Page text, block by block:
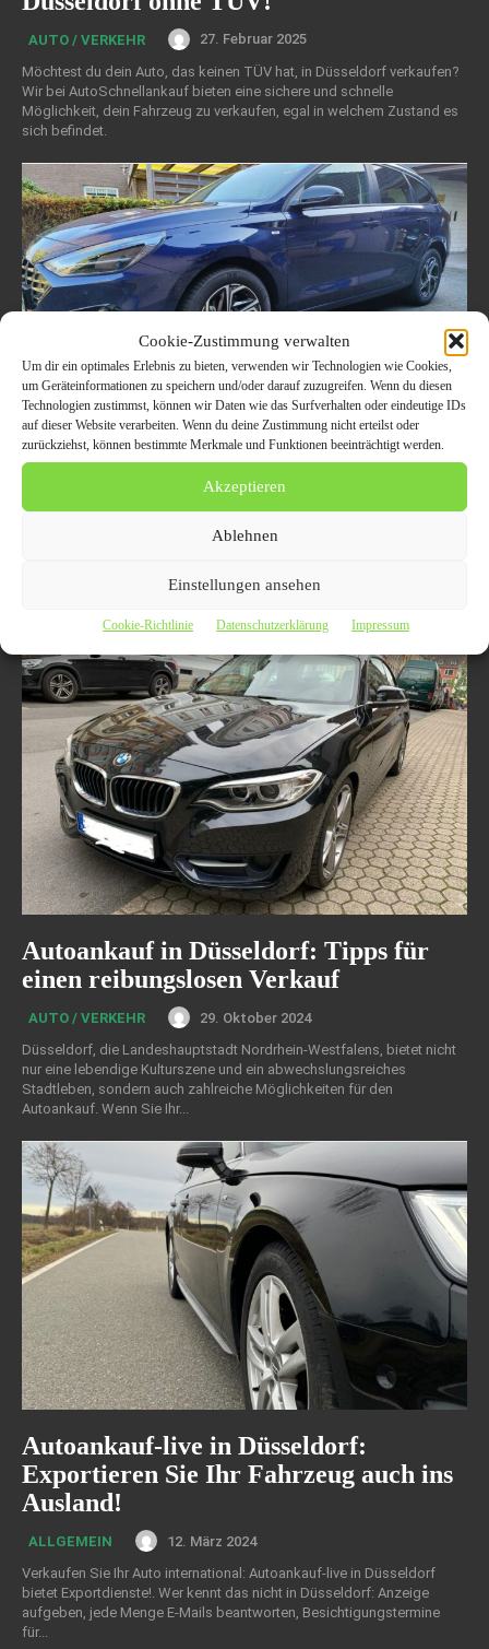
Cookie-Zustimmung verwalten
Um dir ein optimales Erlebnis zu bieten, verwenden wir Technologien wie Cookies,
um Geräteinformationen zu speichern und/oder darauf zuzugreifen. Wenn du diesen
Technologien zustimmst, können wir Daten wie das Surfverhalten oder eindeutige IDs
auf dieser Website verarbeiten. Wenn du deine Zustimmung nicht erteilst oder
zurückziehst, können bestimmte Merkmale und Funktionen beeinträchtigt werden.
Akzeptieren
Ablehnen
Einstellungen ansehen
Cookie-Richtlinie Datenschutzerklärung Impressum
AUTO / VERKEHR
27. Februar 2025
Möchtest du dein Auto, das keinen TÜV hat, in Düsseldorf verkaufen?
Wir bei AutoSchnellankauf bieten eine sichere und schnelle
Möglichkeit, dein Fahrzeug zu verkaufen, egal in welchem Zustand es
sich befindet.
Schrottauto Verkaufen und Autoankauf
in Düsseldorf: Schnell, Fair und
Du lebst in Düsseldorf und hast ein altes Auto, das eigentlich nur noch
Autoankauf in Düsseldorf: Tipps für
einen reibungslosen Verkauf
AUTO / VERKEHR
29. Oktober 2024
Düsseldorf, die Landeshauptstadt Nordrhein-Westfalens, bietet nicht
nur eine lebendige Kulturszene und ein abwechslungsreiches
Stadtleben, sondern auch zahlreiche Möglichkeiten für den
Autoankauf. Wenn Sie Ihr...
Autoankauf-live in Düsseldorf:
Exportieren Sie Ihr Fahrzeug auch ins
Ausland!
ALLGEMEIN
12. März 2024
Verkaufen Sie Ihr Auto international: Autoankauf-live in Düsseldorf
bietet Exportdienste!. Wer kennt das nicht in Düsseldorf: Anzeige
aufgeben, jede Menge E-Mails beantworten, Besichtigungstermine
für...